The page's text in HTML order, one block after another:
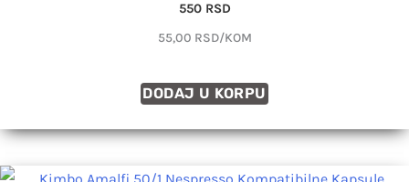
Ocenjeno
sa
od 5
550 RSD
55,00 RSD/KOM
DODAJ U KORPU